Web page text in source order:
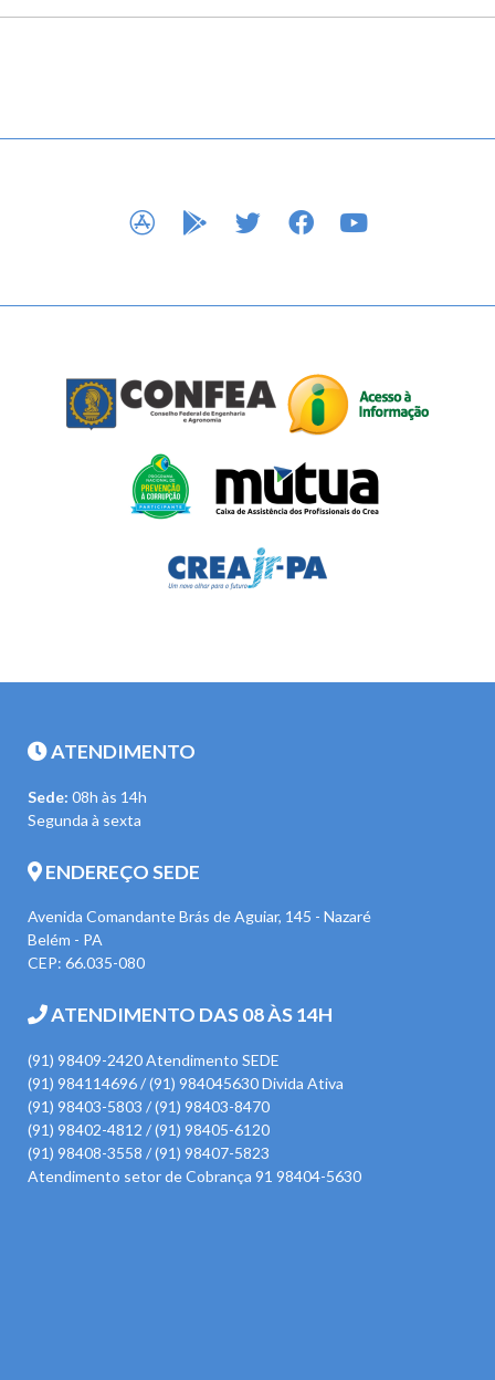
APP STOREGOOGLE PLAY
TWITTERFACEBOOK
ATENDIMENTO
Sede: 08h às 14h
Segunda à sexta
ENDEREÇO SEDE
Avenida Comandante Brás de Aguiar, 145 - Nazaré
Belém - PA
CEP: 66.035-080
ATENDIMENTO DAS 08 ÀS 14H
(91) 98409-2420 Atendimento SEDE
(91) 984114696 / (91) 984045630 Divida Ativa
(91) 98403-5803 / (91) 98403-8470
(91) 98402-4812 / (91) 98405-6120
(91) 98408-3558 / (91) 98407-5823
Atendimento setor de Cobrança 91 98404-5630